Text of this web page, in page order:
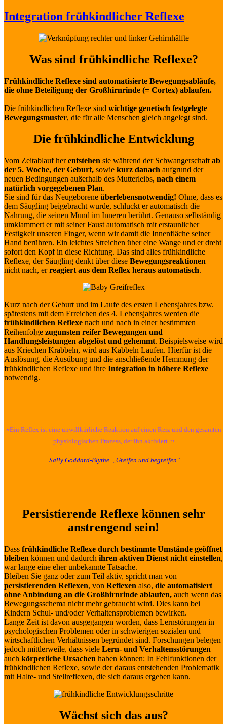
Integration frühkindlicher Reflexe
Was sind frühkindliche Reflexe?
Frühkindliche Reflexe sind automatisierte Bewegungsabläufe,
die ohne Beteiligung der Großhirnrinde (= Cortex) ablaufen.
Die frühkindlichen Reflexe sind wichtige genetisch festgelegte
Bewegungsmuster, die für alle Menschen gleich angelegt sind.
Die frühkindliche Entwicklung
Vom Zeitablauf herentstehen sie während der Schwangerschaft ab
der 5. Woche, der Geburt, sowie kurz danach aufgrund der
neuen Bedingungen außerhalb des Mutterleibs, nach einem
natürlich vorgegebenen Plan.
Sie sind für das Neugeborene überlebensnotwendig! Ohne, dass es
dem Säugling beigebracht wurde, schluckt er automatisch die
Nahrung, die seinen Mund im Inneren berührt. Genauso selbständig
umklammert er mit seiner Faust automatisch mit erstaunlicher
Festigkeit unseren Finger, wenn wir damit die Innenfläche seiner
Hand berühren. Ein leichtes Streichen über eine Wange und er dreht
sofort den Kopf in diese Richtung. Das sind alles frühkindliche
Reflexe, der Säugling denkt über diese Bewegungsreaktionen
nicht nach, erreagiert aus dem Reflex heraus automatisch.
Kurz nach der Geburt und im Laufe des ersten Lebensjahres bzw.
spätestens mit dem Erreichen des 4. Lebensjahres werden die
frühkindlichen Reflexe nach und nach in einer bestimmten
Reihenfolge zugunsten reifer Bewegungen und
Handlungsleistungen abgelöst und gehemmt. Beispielsweise wird
aus Kriechen Krabbeln, wird aus Kabbeln Laufen. Hierfür ist die
Auslösung, die Ausübung und die anschließende Hemmung der
frühkindlichen Reflexe und ihre Integration in höhere Reflexe
notwendig.
„Ein Reflex ist eine unwillkürliche Reaktion auf einen Reiz und den gesamten
physiologischen Prozess, der ihn aktiviert. „
Sally Goddard-Blythe. „Greifen und begreifen“
Persistierende Reflexe können sehr
anstrengend sein!
Dass frühkindliche Reflexe durch bestimmte Umstände geöffnet
bleiben können und dadurch ihren aktiven Dienst nicht einstellen,
war lange eine eher unbekannte Tatsache.
Bleiben Sie ganz oder zum Teil aktiv, spricht man von
persistierenden Reflexen, von Reflexen also, die automatisiert
ohne Anbindung an die Großhirnrinde ablaufen, auch wenn das
Bewegungsschema nicht mehr gebraucht wird. Dies kann bei
Kindern Schul- und/oder Verhaltensproblemen bewirken.
Lange Zeit ist davon ausgegangen worden, dass Lernstörungen in
psychologischen Problemen oder in schwierigen sozialen und
wirtschaftlichen Verhältnissen begründet sind. Forschungen belegen
jedoch mittlerweile, dass viele Lern- und Verhaltensstörungen
auch körperliche Ursachen haben können: In Fehlfunktionen der
frühkindlichen Reflexe, sowie der daraus entstehenden Problematik
mit Halte- und Stellreflexen, die sich daraus ergeben kann.
Wächst sich das aus?